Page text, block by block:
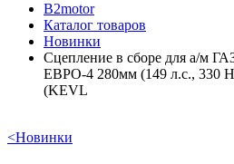
B2motor
Каталог товаров
Новинки
Сцепление в сборе для а/м
ЕВРО-4 280мм (149 л.с., 330
(KEVL
<Новинки